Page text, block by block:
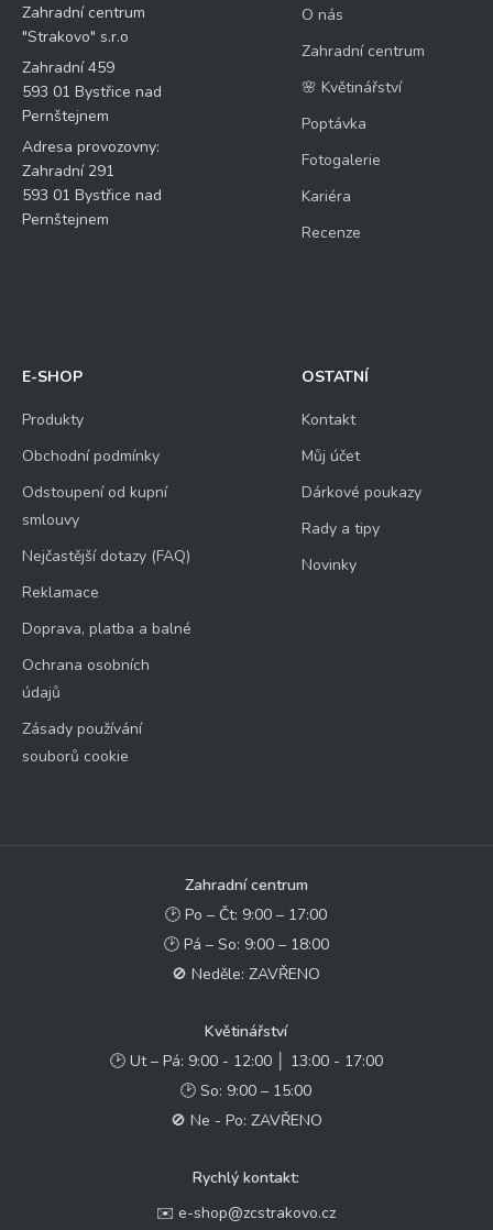
Zahradní centrum
"Strakovo" s.r.o
Zahradní 459
593 01 Bystřice nad
Pernštejnem
Adresa provozovny:
Zahradní 291
593 01 Bystřice nad
Pernštejnem
O nás
Zahradní centrum
🌸 Květinářství
Poptávka
Fotogalerie
Kariéra
Recenze
E-SHOP
Produkty
Obchodní podmínky
Odstoupení od kupní
smlouvy
Nejčastější dotazy (FAQ)
Reklamace
Doprava, platba a balné
Ochrana osobních
údajů
Zásady používání
souborů cookie
OSTATNÍ
Kontakt
Můj účet
Dárkové poukazy
Rady a tipy
Novinky
Zahradní centrum
🕑 Po – Čt: 9:00 – 17:00
🕑 Pá – So: 9:00 – 18:00
🚫 Neděle: ZAVŘENO
Květinářství
🕑 Ut – Pá: 9:00 - 12:00 │ 13:00 - 17:00
🕑 So: 9:00 – 15:00
🚫 Ne - Po: ZAVŘENO
Rychlý kontakt:
✉️ e-shop@zcstrakovo.cz